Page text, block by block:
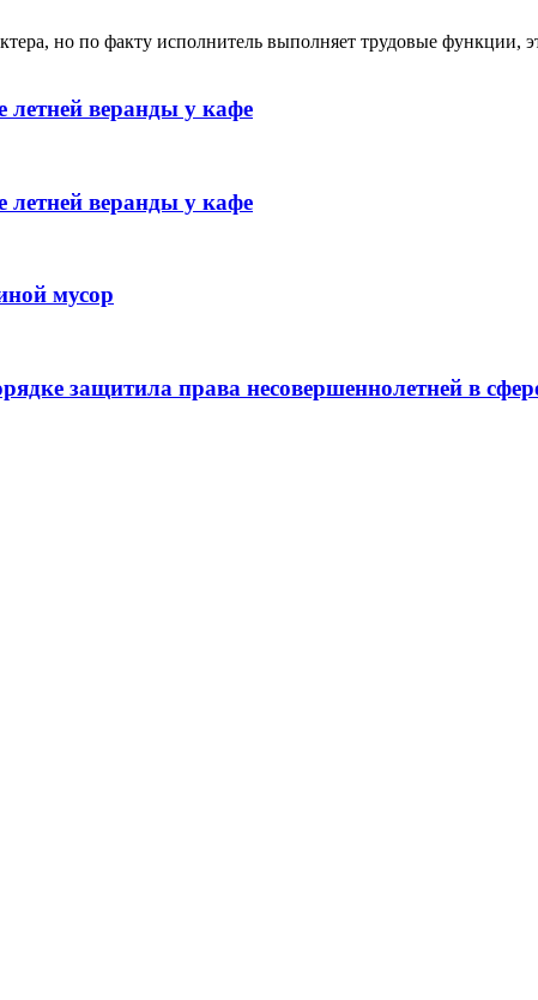
но по факту исполнитель выполняет трудовые функции,
веранды у кафе
веранды у кафе
мусор
защитила права несовершеннолетней в